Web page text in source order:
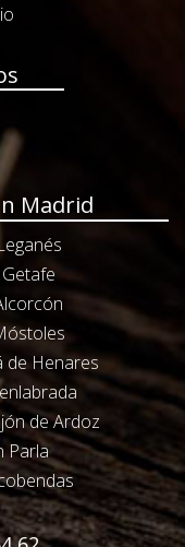
Madrid
de Henares
de Ardoz
Parla